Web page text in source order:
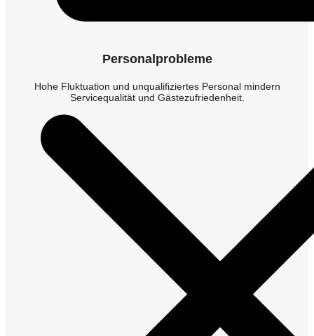
Personalprobleme
Hohe Fluktuation und unqualifiziertes Personal mindern
Servicequalität und Gästezufriedenheit.